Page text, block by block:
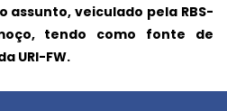
assunto, veiculado pela RBS-
tendo como fonte de
URI-FW.